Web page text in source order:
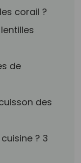
corail ?
de
des
? 3